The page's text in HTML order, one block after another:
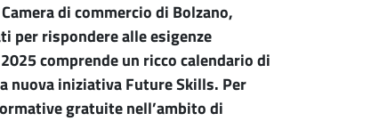
di commercio di Bolzano,
per rispondere alle esigenze
comprende un ricco calendario di
iniziativa Future Skills. Per
gratuite nell’ambito di